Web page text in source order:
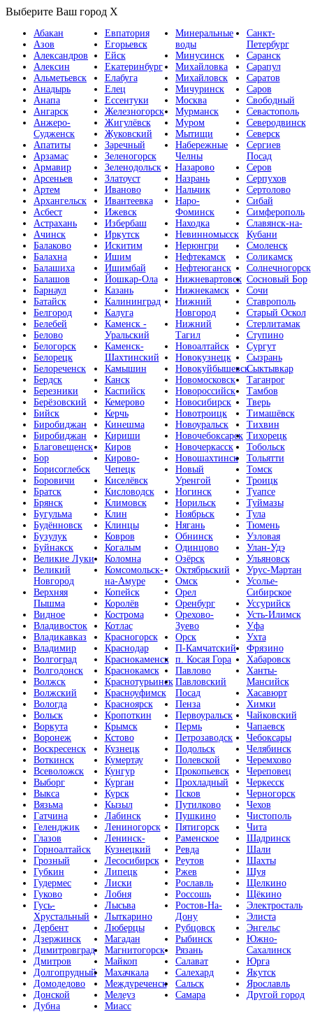
Выберите Ваш город X
Абакан
Азов
Александров
Алексин
Альметьевск
Анадырь
Анапа
Ангарск
Анжеро-
Судженск
Апатиты
Арзамас
Армавир
Арсеньев
Артем
Архангельск
Асбест
Астрахань
Ачинск
Балаково
Балахна
Балашиха
Балашов
Барнаул
Батайск
Белгород
Белебей
Белово
Белогорск
Белорецк
Белореченск
Бердск
Березники
Берёзовский
Бийск
Биробиджан
Биробиджан
Благовещенск
Бор
Борисоглебск
Боровичи
Братск
Брянск
Бугульма
Будённовск
Бузулук
Буйнакск
Великие Луки
Великий
Новгород
Верхняя
Пышма
Видное
Владивосток
Владикавказ
Владимир
Волгоград
Волгодонск
Волжск
Волжский
Вологда
Вольск
Воркута
Воронеж
Воскресенск
Воткинск
Всеволожск
Выборг
Выкса
Вязьма
Гатчина
Геленджик
Глазов
Горноалтайск
Грозный
Губкин
Гудермес
Гуково
Гусь-
Хрустальный
Дербент
Дзержинск
Димитровград
Дмитров
Долгопрудный
Домодедово
Донской
Дубна
Евпатория
Егорьевск
Ейск
Екатеринбург
Елабуга
Елец
Ессентуки
Железногорск
Жигулёвск
Жуковский
Заречный
Зеленогорск
Зеленодольск
Златоуст
Иваново
Ивантеевка
Ижевск
Избербаш
Иркутск
Искитим
Ишим
Ишимбай
Йошкар-Ола
Казань
Калининград
Калуга
Каменск -
Уральский
Каменск-
Шахтинский
Камышин
Канск
Каспийск
Кемерово
Керчь
Кинешма
Кириши
Киров
Кирово-
Чепецк
Киселёвск
Кисловодск
Климовск
Клин
Клинцы
Ковров
Когалым
Коломна
Комсомольск-
на-Амуре
Копейск
Королёв
Кострома
Котлас
Красногорск
Краснодар
Краснокаменск
Краснокамск
Краснотурьинск
Красноуфимск
Красноярск
Кропоткин
Крымск
Кстово
Кузнецк
Кумертау
Кунгур
Курган
Курск
Кызыл
Лабинск
Лениногорск
Ленинск-
Кузнецкий
Лесосибирск
Липецк
Лиски
Лобня
Лысьва
Лыткарино
Люберцы
Магадан
Магнитогорск
Майкоп
Махачкала
Междуреченск
Мелеуз
Миасс
Минеральные
воды
Минусинск
Михайловка
Михайловск
Мичуринск
Москва
Мурманск
Муром
Мытищи
Набережные
Челны
Назарово
Назрань
Нальчик
Наро-
Фоминск
Находка
Невинномысск
Нерюнгри
Нефтекамск
Нефтеюганск
Нижневартовск
Нижнекамск
Нижний
Новгород
Нижний
Тагил
Новоалтайск
Новокузнецк
Новокуйбышевск
Новомосковск
Новороссийск
Новосибирск
Новотроицк
Новоуральск
Новочебоксарск
Новочеркасск
Новошахтинск
Новый
Уренгой
Ногинск
Норильск
Ноябрьск
Нягань
Обнинск
Одинцово
Озёрск
Октябрьский
Омск
Орел
Оренбург
Орехово-
Зуево
Орск
П-Камчатский
п. Косая Гора
Павлово
Павловский
Посад
Пенза
Первоуральск
Пермь
Петрозаводск
Подольск
Полевской
Прокопьевск
Прохладный
Псков
Путилково
Пушкино
Пятигорск
Раменское
Ревда
Реутов
Ржев
Рославль
Россошь
Ростов-На-
Дону
Рубцовск
Рыбинск
Рязань
Салават
Салехард
Сальск
Самара
Санкт-
Петербург
Саранск
Сарапул
Саратов
Саров
Свободный
Севастополь
Северодвинск
Северск
Сергиев
Посад
Серов
Серпухов
Сертолово
Сибай
Симферополь
Славянск-на-
Кубани
Смоленск
Соликамск
Солнечногорск
Сосновый Бор
Сочи
Ставрополь
Старый Оскол
Стерлитамак
Ступино
Сургут
Сызрань
Сыктывкар
Таганрог
Тамбов
Тверь
Тимашёвск
Тихвин
Тихорецк
Тобольск
Тольятти
Томск
Троицк
Туапсе
Туймазы
Тула
Тюмень
Узловая
Улан-Удэ
Ульяновск
Урус-Мартан
Усолье-
Сибирское
Уссурийск
Усть-Илимск
Уфа
Ухта
Фрязино
Хабаровск
Ханты-
Мансийск
Хасавюрт
Химки
Чайковский
Чапаевск
Чебоксары
Челябинск
Черемхово
Череповец
Черкесск
Черногорск
Чехов
Чистополь
Чита
Шадринск
Шали
Шахты
Шуя
Щелкино
Щёкино
Электросталь
Элиста
Энгельс
Южно-
Сахалинск
Юрга
Якутск
Ярославль
Другой город